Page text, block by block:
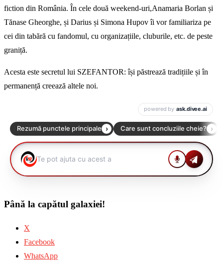
fiction din România. În cele două weekend-uri,Anamaria Borlan și
Tănase Gheorghe, și Darius și Simona Hupov îi vor familiariza pe
cei din tabără cu fandomul, cu organizațiile, cluburile, etc. de peste
graniță.
Acesta este secretul lui SZEFANTOR: își păstrează tradițiile și în
permanență creează altele noi.
Până la capătul galaxiei!
X
Facebook
WhatsApp